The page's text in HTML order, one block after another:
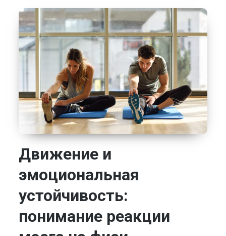
Движение и
эмоциональная
устойчивость:
понимание реакции